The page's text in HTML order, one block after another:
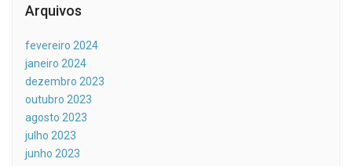
Arquivos
fevereiro 2024
janeiro 2024
dezembro 2023
outubro 2023
agosto 2023
julho 2023
junho 2023